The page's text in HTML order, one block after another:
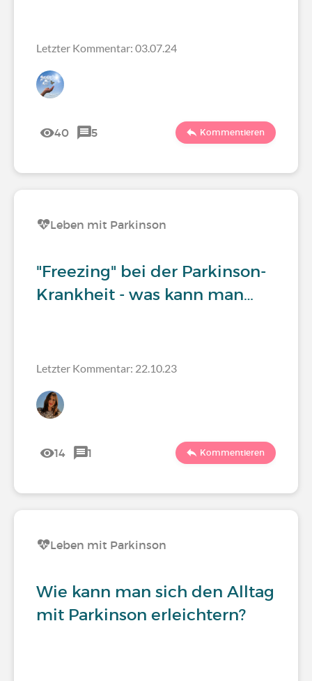
Letzter Kommentar: 03.07.24
40 5 Kommentieren
Leben mit Parkinson
"Freezing" bei der Parkinson-
Krankheit - was kann man…
Letzter Kommentar: 22.10.23
14 1 Kommentieren
Leben mit Parkinson
Wie kann man sich den Alltag
mit Parkinson erleichtern?